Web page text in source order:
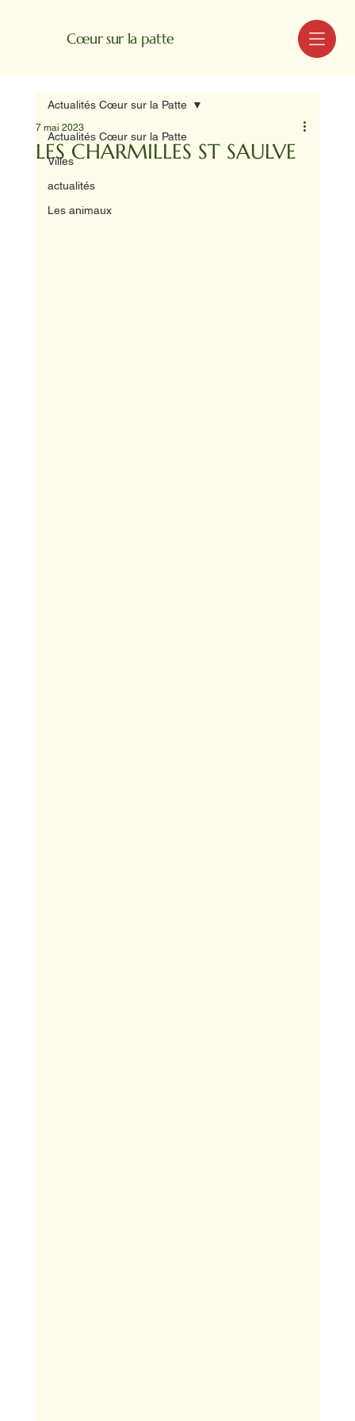
Cœur sur la patte MENU
Actualités Cœur sur la Patte
Villes
actualités
Les animaux
Actualités Cœur sur la Patte
LES CHARMILLES ST SAULVE
7 mai 2023